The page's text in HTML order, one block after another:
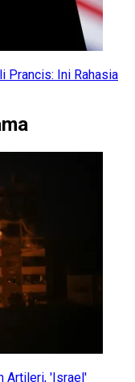
Prancis: Ini Rahasia
Artileri, 'Israel'